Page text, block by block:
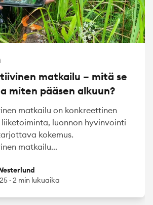
matkailu – mitä se
miten pääsen alkuun?
matkailu on konkreettinen
luonnon hyvinvointi
kokemus.
matkailu...
· 2 min lukuaika